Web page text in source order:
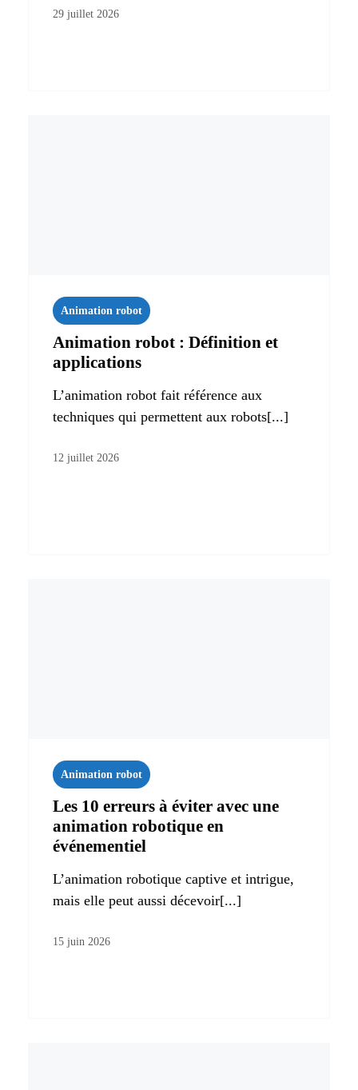
29 juillet 2026
Animation robot
Animation robot : Définition et
applications
L’animation robot fait référence aux
techniques qui permettent aux robots[...]
12 juillet 2026
Animation robot
Les 10 erreurs à éviter avec une
animation robotique en
événementiel
L’animation robotique captive et intrigue,
mais elle peut aussi décevoir[...]
15 juin 2026